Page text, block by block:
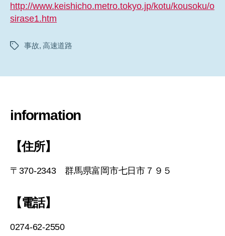
http://www.keishicho.metro.tokyo.jp/kotu/kousoku/o
sirase1.htm
タ
事故, 高速道路
information
【住所】
〒370-2343 群馬県富岡市七日市７９５
【電話】
0274-62-2550